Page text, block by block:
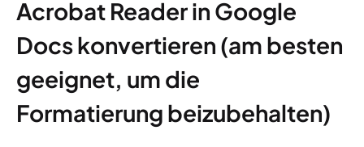
Acrobat Reader in Google
Docs konvertieren (am besten
geeignet, um die
Formatierung beizubehalten)